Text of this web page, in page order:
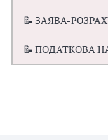
📝 ЗАЯВА-
📝 ПОДАТКОВА